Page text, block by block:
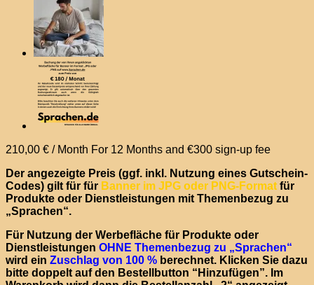
210,00 € / Month For 12 Months and €300 sign-up fee
Der angezeigte Preis (ggf. inkl. Nutzung eines Gutschein-
Codes) gilt für für Banner im JPG oder PNG-Format für
Produkte oder Dienstleistungen mit Themenbezug zu
„Sprachen“.
Für Nutzung der Werbefläche für Produkte oder
Dienstleistungen OHNE Themenbezug zu „Sprachen“
wird ein Zuschlag von 100 % berechnet. Klicken Sie dazu
bitte doppelt auf den Bestellbutton “Hinzufügen”. Im